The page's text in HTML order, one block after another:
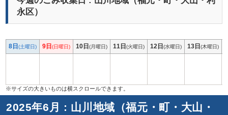
永区）
8日(土曜日) 9日(日曜日) 10日(月曜日) 11日(火曜日) 12日(水曜日) 13日(木曜日)
2025年6月 : 山川地域（福元・町・大山・